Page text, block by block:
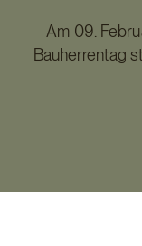
Am 09.
Bauherrentag